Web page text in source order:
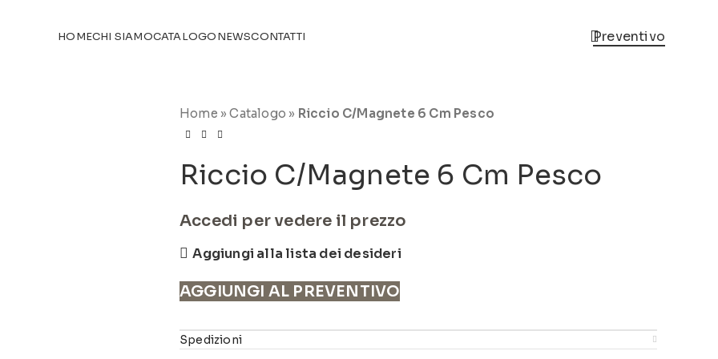
HOMECHI SIAMOCATALOGONEWSCONTATTI Preventivo
Home »Catalogo » Riccio C/Magnete 6 Cm Pesco
Riccio C/Magnete 6 Cm Pesco
Accedi per vedere il prezzo
Aggiungi alla lista dei desideri
AGGIUNGI AL PREVENTIVO
Spedizioni